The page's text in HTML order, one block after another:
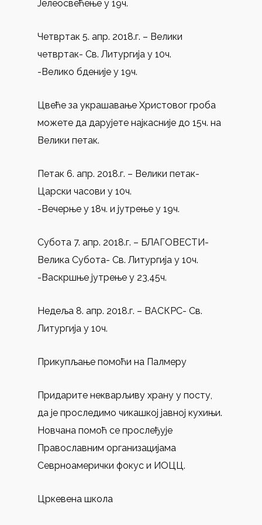
Јелеосвећење у 19ч.
Четвртак 5. апр. 2018.г. – Велики
четвртак- Св. Литургија у 10ч.
-Велико бденије у 19ч.
Цвеће за украшавање Христовог гроба
можете да дарујете најкасније до 15ч. на
Велики петак.
Петак 6. апр. 2018.г. – Велики петак-
Царски часови у 10ч.
-Вечерње у 18ч. и јутрење у 19ч.
Субота 7. апр. 2018.г. – БЛАГОВЕСТИ-
Велика Субота- Св. Литургија у 10ч.
-Васкршње јутрење у 23,45ч.
Недеља 8. апр. 2018.г. – ВАСКРС- Св.
Литургија у 10ч.
Прикупљање помоћи на Палмеру
Придарите некварљиву храну у посту,
да је проследимо чикашкој јавној кухињи.
Новчана помоћ се прослеђује
Православним организацијама
Севрноамерички фокус и ИОЦЦ.
Цркевена школа